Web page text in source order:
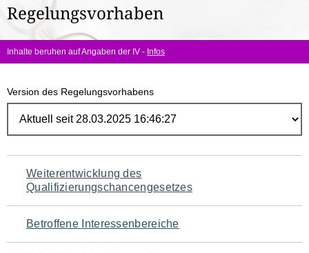
hier:
Regelungsvorhaben
Inhalte beruhen auf Angaben der IV - Infos
Version des Regelungsvorhabens
Navigation
für
den
Weiterentwicklung des
Qualifizierungschancengesetzes
Betroffene Interessenbereiche